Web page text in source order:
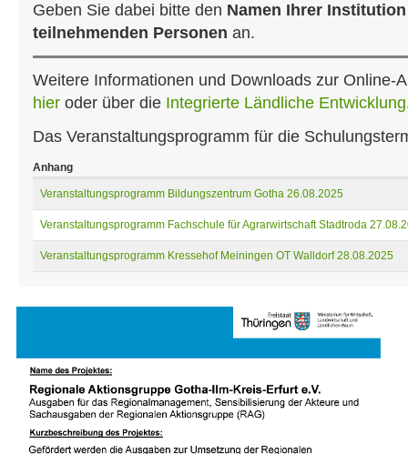
Geben Sie dabei bitte den Namen Ihrer Institution
teilnehmenden Personen an.
Weitere Informationen und Downloads zur Online-
hier oder über die Integrierte Ländliche Entwicklung
Das Veranstaltungsprogramm für die
Anhang
Veranstaltungsprogramm Bildungszentrum Gotha 26.08.2025
Veranstaltungsprogramm Fachschule für Agrarwirtschaft Stadtroda
Veranstaltungsprogramm Kressehof Meiningen OT Walldorf 28.08.2025